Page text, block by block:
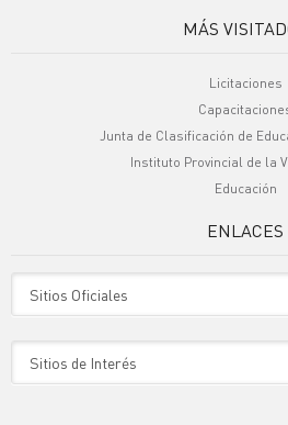
MÁS
Licitaciones
Junta de Clasificación de
Instituto Provincial de la
Educación
ENLACES